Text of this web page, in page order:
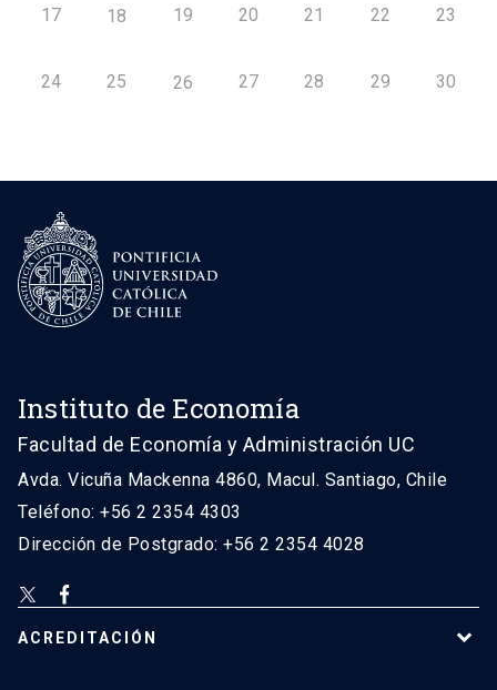
17 18 19 20 21 22 23
24 25 26 27 28 29 30
Instituto de Economía
Facultad de Economía y Administración UC
Avda. Vicuña Mackenna 4860, Macul. Santiago, Chile
Teléfono: +56 2 2354 4303
Dirección de Postgrado: +56 2 2354 4028
ACREDITACIÓN